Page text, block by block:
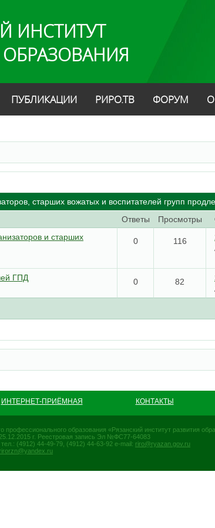
ИНСТИТУТ
ПУБЛИКАЦИИ РИРО.ТВ ФОРУМ
старших вожатых и воспитателей групп
Ответы Просмотры
и старших
0 116
ГПД
0 82
ИНТЕРНЕТ-ПРИЁМНАЯ КОНТАКТЫ
профессионального образования «Рязанский институт развития
г. Реестровая запись Эл №ФС77-64083
(4912) 44-49-79, (4912) 44-63-92 e-mail: riro@ryazan.gov.ru
rirorzn@yandex.ru